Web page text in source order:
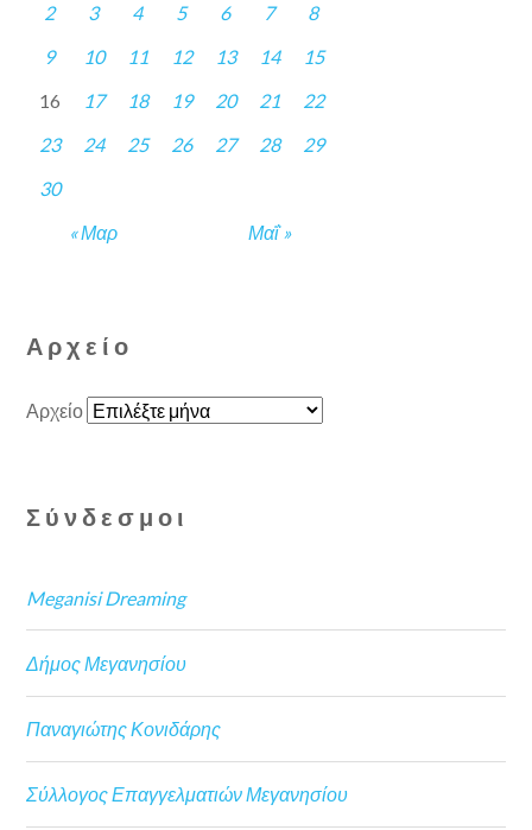
« Μαρ Μαΐ »
2
3 4 5 6 7
8
9
10 11 12 13 14
15
16
17 18 19 20 21
22
23
24 25 26 27 28
29
30
Αρχείο
Αρχείο
Σύνδεσμοι
Meganisi Dreaming
Δήμος Μεγανησίου
Παναγιώτης Κονιδάρης
Σύλλογος Επαγγελματιών Μεγανησίου